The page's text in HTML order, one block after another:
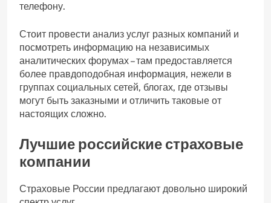
телефону.
Стоит провести анализ услуг разных компаний и
посмотреть информацию на независимых
аналитических форумах – там предоставляется
более правдоподобная информация, нежели в
группах социальных сетей, блогах, где отзывы
могут быть заказными и отличить таковые от
настоящих сложно.
Лучшие российские страховые
компании
Страховые России предлагают довольно широкий